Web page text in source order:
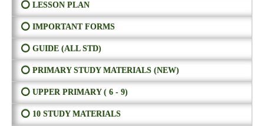
⭕ LESSON PLAN
⭕ IMPORTANT FORMS
⭕ GUIDE (ALL STD)
⭕ PRIMARY STUDY MATERIALS (NEW)
⭕ UPPER PRIMARY ( 6 - 9)
⭕ 10 STUDY MATERIALS